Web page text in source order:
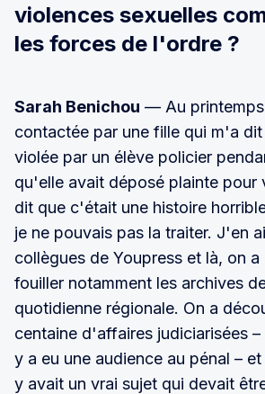
violences sexuelles
les forces de l'ordre ?
Sarah Benichou — Au
contactée par une fille qui m'a
violée par un élève policier
qu'elle avait déposé plainte pour
dit que c'était une histoire
je ne pouvais pas la traiter. J'en
collègues de Youpress et là, on a
fouiller notamment les archives
quotidienne régionale. On a
centaine d'affaires judiciarisées
y a eu une audience au pénal –
y avait un vrai sujet qui devait